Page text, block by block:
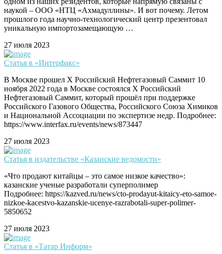
наукой – ООО «НТЦ «Ахмадуллины». И вот почему. Летом
прошлого года научно-технологический центр презентовал
уникальную импортозамещающую …
27 июля 2023
Статья в «Интерфакс»
В Москве прошел X Российский Нефтегазовый Саммит 10
ноября 2022 года в Москве состоялся X Российский
Нефтегазовый Саммит, который прошёл при поддержке
Российского Газового Общества, Российского Союза Химиков
и Национальной Ассоциации по экспертизе недр. Подробнее:
https://www.interfax.ru/events/news/873447
27 июля 2023
Статья в издательстве «Казанские ведомости»
«Что продают китайцы – это самое низкое качество»:
казанские ученые разработали суперполимер
Подробнее: https://kazved.ru/news/cto-prodayut-kitaicy-eto-samoe-
nizkoe-kacestvo-kazanskie-ucenye-razrabotali-super-polimer-
5850652
27 июля 2023
Статья в «Татар Информ»